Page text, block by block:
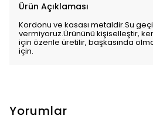
Ürün Açıklaması
Kordonu ve kasası metaldir.Su
vermiyoruz.Ürününü kişiselleştir,
için özenle üretilir, başkasında
için.
Yorumlar